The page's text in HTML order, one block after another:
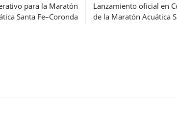
para la Maratón
Santa Fe–Coronda
Lanzamiento oficial en
de la Maratón Acuática